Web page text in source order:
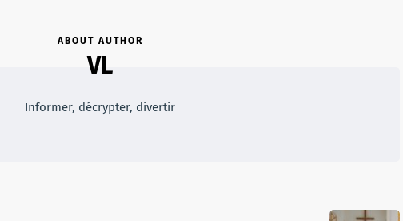
ABOUT AUTHOR
VL
Informer, décrypter, divertir